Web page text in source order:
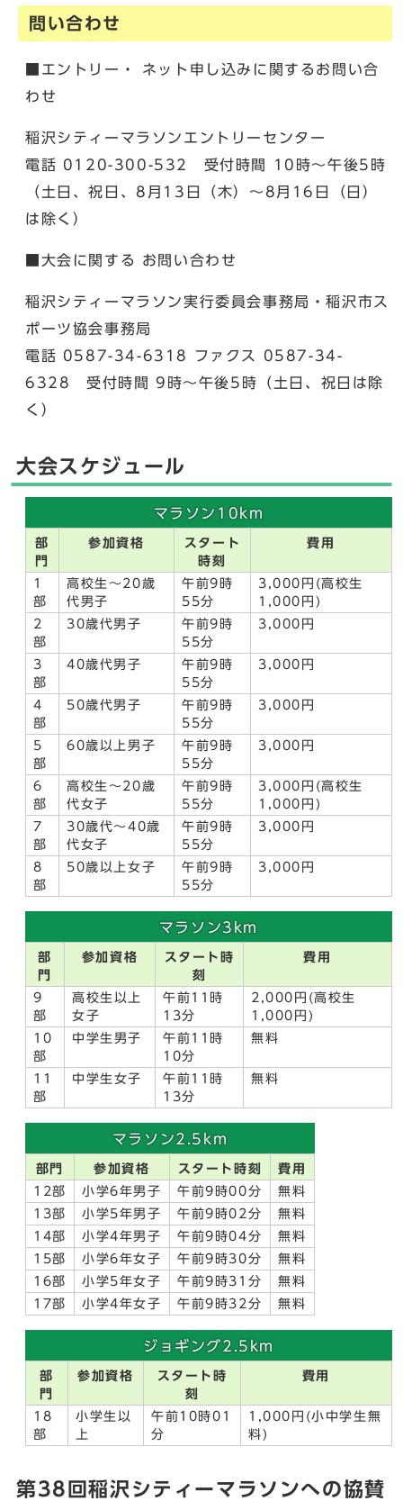
問い合わせ
■エントリー・ ネット申し込みに関するお問い合
わせ
稲沢シティーマラソンエントリーセンター
電話 0120-300-532 受付時間 10時～午後5時
（土日、祝日、8月13日（木）～8月16日（日）
は除く）
■大会に関する お問い合わせ
稲沢シティーマラソン実行委員会事務局・稲沢市ス
ポーツ協会事務局
電話 0587-34-6318 ファクス 0587-34-
6328 受付時間 9時～午後5時（土日、祝日は除
く）
大会スケジュール
マラソン10km
部
門
参加資格
スタート
時刻
費用
1
部
高校生～20歳
代男子
午前9時
55分
3,000円(高校生
1,000円)
2
部
30歳代男子
午前9時
55分
3,000円
3
部
40歳代男子
午前9時
55分
3,000円
4
部
50歳代男子
午前9時
55分
3,000円
5
部
60歳以上男子
午前9時
55分
3,000円
6
部
高校生～20歳
代女子
午前9時
55分
3,000円(高校生
1,000円)
7
部
30歳代～40歳
代女子
午前9時
55分
3,000円
8
部
50歳以上女子
午前9時
55分
3,000円
マラソン3km
部
門
参加資格
スタート時
刻
費用
9
部
高校生以上
女子
午前11時
13分
2,000円(高校生
1,000円)
10
部
中学生男子
午前11時
10分
無料
11
部
中学生女子
午前11時
13分
無料
マラソン2.5km
部門 参加資格 スタート時刻
費用
12部
小学6年男子 午前9時00分
無料
13部
小学5年男子 午前9時02分
無料
14部
小学4年男子 午前9時04分
無料
15部
小学6年女子 午前9時30分
無料
16部
小学5年女子 午前9時31分
無料
17部
小学4年女子 午前9時32分 無料
ジョギング2.5km
部
門
参加資格
スタート時
刻
費用
18
部
小学生以
上
午前10時01
分
1,000円(小中学生無
料)
第38回稲沢シティーマラソンへの協賛